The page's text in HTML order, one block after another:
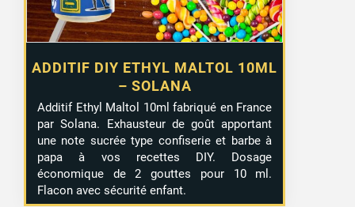
ADDITIF DIY ETHYL MALTOL 10ML
– SOLANA
Additif Ethyl Maltol 10ml fabriqué en France
par Solana. Exhausteur de goût apportant
une note sucrée type confiserie et barbe à
papa à vos recettes DIY. Dosage
économique de 2 gouttes pour 10 ml.
Flacon avec sécurité enfant.